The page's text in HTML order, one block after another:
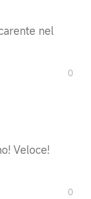
nel
0
Veloce!
0